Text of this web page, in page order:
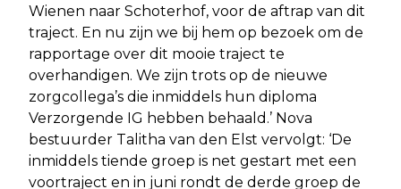
Wienen naar Schoterhof, voor de aftrap van dit
traject. En nu zijn we bij hem op bezoek om de
rapportage over dit mooie traject te
overhandigen. We zijn trots op de nieuwe
zorgcollega’s die inmiddels hun diploma
Verzorgende IG hebben behaald.’ Nova
bestuurder Talitha van den Elst vervolgt: ‘De
inmiddels tiende groep is net gestart met een
voortraject en in juni rondt de derde groep de